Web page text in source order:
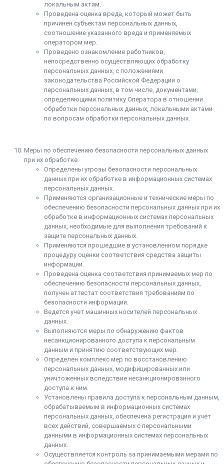
локальным актам.
Проведена оценка вреда, который может быть
причинен субъектам персональных данных,
соотношение указанного вреда и применяемых
оператором мер.
Проведено ознакомление работников,
непосредственно осуществляющих обработку
персональных данных, с положениями
законодательства Российской Федерации о
персональных данных, в том числе, документами,
определяющими политику Оператора в отношении
обработки персональных данных, локальными актами
по вопросам обработки персональных данных.
Меры по обеспечению безопасности персональных данных
при их обработке
Определены угрозы безопасности персональных
данных при их обработке в информационных системах
персональных данных.
Применяются организационные и технические меры по
обеспечению безопасности персональных данных при их
обработке в информационных системах персональных
данных, необходимые для выполнения требований к
защите персональных данных.
Применяются прошедшие в установленном порядке
процедуру оценки соответствия средства защиты
информации.
Проведена оценка соответствия принимаемых мер по
обеспечению безопасности персональных данных,
получен аттестат соответствия требованиям по
безопасности информации.
Ведется учет машинных носителей персональных
данных.
Выполняются меры по обнаружению фактов
несанкционированного доступа к персональным
данным и принятию соответствующих мер.
Определен комплекс мер по восстановлению
персональных данных, модифицированных или
уничтоженных вследствие несанкционированного
доступа к ним.
Установлены правила доступа к персональным данным,
обрабатываемым в информационных системах
персональных данных, обеспечена регистрация и учет
всех действий, совершаемых с персональными
данными в информационных системах персональных
данных.
Осуществляется контроль за принимаемыми мерами по